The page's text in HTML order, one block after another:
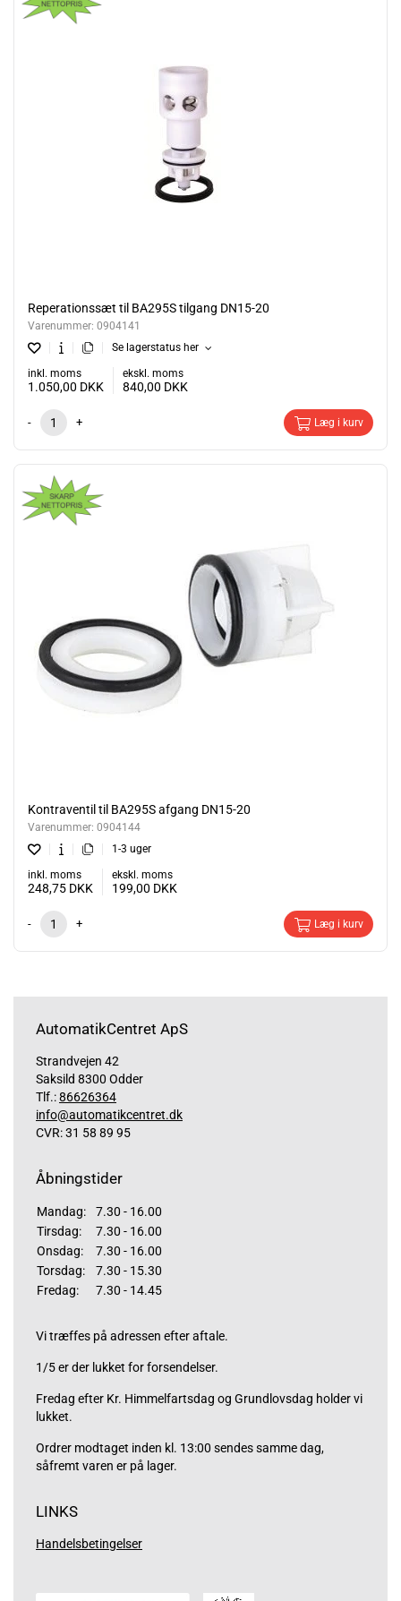
Reperationssæt til BA295S tilgang DN15-20
Varenummer: 0904141
Se lagerstatus her
inkl. moms
1.050,00 DKK
ekskl. moms
840,00 DKK
- + Læg i kurv
Kontraventil til BA295S afgang DN15-20
Varenummer: 0904144
1-3 uger
inkl. moms
248,75 DKK
ekskl. moms
199,00 DKK
- + Læg i kurv
AutomatikCentret ApS
Strandvejen 42
Saksild 8300 Odder
Tlf.:86626364
info@automatikcentret.dk
CVR: 31 58 89 95
Åbningstider
Mandag:
7.30 - 16.00
Tirsdag:
7.30 - 16.00
Onsdag:
7.30 - 16.00
Torsdag:
7.30 - 15.30
Fredag:
7.30 - 14.45
Vi træffes på adressen efter aftale.
1/5 er der lukket for forsendelser.
Fredag efter Kr. Himmelfartsdag og Grundlovsdag holder vi
lukket.
Ordrer modtaget inden kl. 13:00 sendes samme dag,
såfremt varen er på lager.
LINKS
Handelsbetingelser